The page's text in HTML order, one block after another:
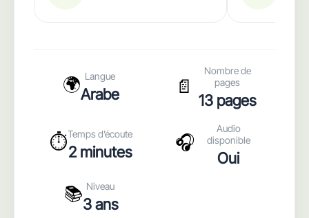
🌍 Langue
Arabe 📄
Nombre de
pages
13 pages
⏱️Temps d’écoute
2 minutes 🎧
Audio
disponible
Oui
📚 Niveau
3 ans